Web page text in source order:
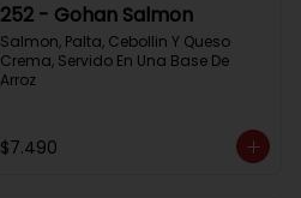
252 - Gohan Salmon
Salmon, Palta, Cebollin Y Queso
Crema, Servido En Una Base De
Arroz
$7.490